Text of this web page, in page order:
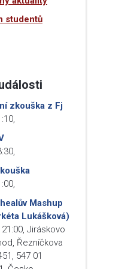
studentů
zkouška z Fj
Mashup
Lukášková)
21:00 Jiráskovo
Řezníčkova
547 01